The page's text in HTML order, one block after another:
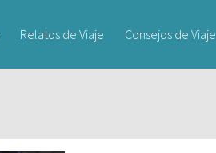
Relatos de Viaje Consejos de Viaje